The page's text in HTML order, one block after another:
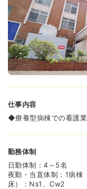
仕事内容
◆療養型病棟での看護業
勤務体制
日勤体制：4～5名
夜勤・当直体制：1病
床）：Ns1、Cw2